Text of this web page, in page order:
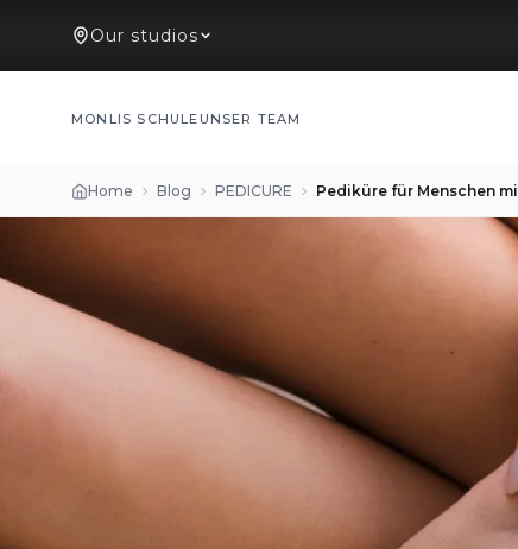
Our studios
MONLIS SCHULE UNSER TEAM
Home Blog PEDICURE